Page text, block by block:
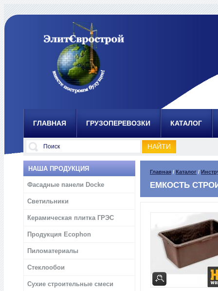
ГЛАВНАЯ ГРУЗОПЕРЕВОЗКИ КАТАЛОГ
НАША ПРОДУКЦИЯ
Фасадные панели Docke
Светильники
Керамическая плитка ГРЭС
Продукция Ecophon
Пиломатериалы
Стеклообои
Сухие строительные смеси
Главная / Каталог /
ЕМКОСТЬ